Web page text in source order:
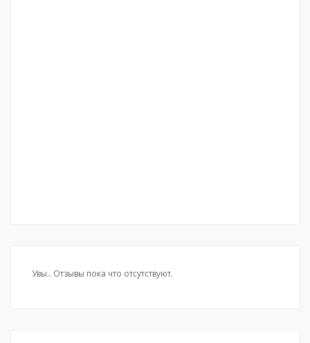
Увы.. Отзывы пока что отсутствуют.